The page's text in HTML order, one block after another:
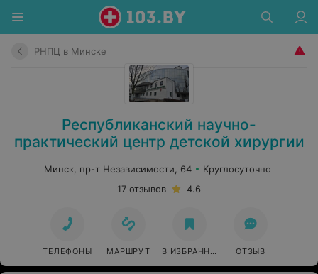
РНПЦ в Минске
Республиканский научно-
практический центр детской хирургии
Минск, пр-т Независимости, 64
Круглосуточно
17 отзывов
4.6
ТЕЛЕФОНЫ МАРШРУТ В ИЗБРАННОЕ ОТЗЫВ